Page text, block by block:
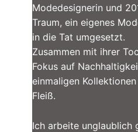
Modedesignerin und
Traum, ein eigenes
in die Tat umgesetzt.
Zusammen mit ihrer
Fokus auf
einmaligen
Fleiß.
Ich arbeite unglaublich